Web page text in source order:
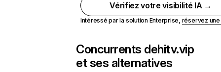
Vérifiez votre visibilité IA →
Intéressé par la solution Enterprise, réservez
Concurrents dehitv.vip
et ses alternatives